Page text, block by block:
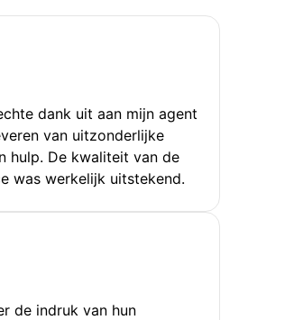
dank uit aan mijn agent
van uitzonderlijke
hulp. De kwaliteit van de
was werkelijk uitstekend.
de indruk van hun